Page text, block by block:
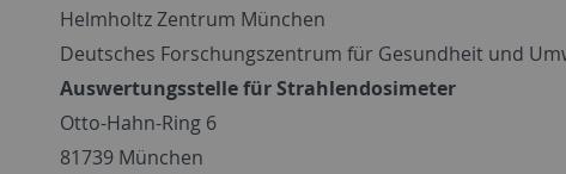
Helmholtz Zentrum München
Deutsches Forschungszentrum für Gesundheit und
Auswertungsstelle für Strahlendosimeter
Otto-Hahn-Ring 6
81739 München